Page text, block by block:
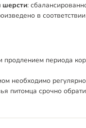
шерсти:
в
периода
необходимо
питомца срочно